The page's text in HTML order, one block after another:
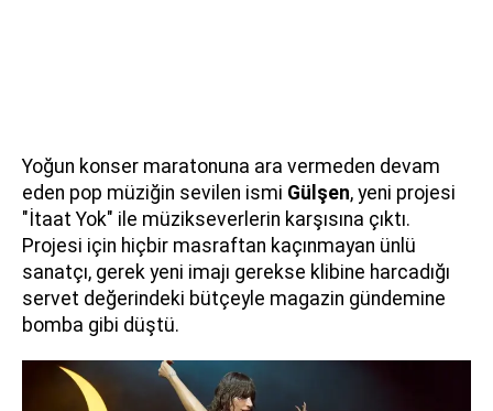
Yoğun konser maratonuna ara vermeden devam
eden pop müziğin sevilen ismi Gülşen, yeni projesi
"İtaat Yok" ile müzikseverlerin karşısına çıktı.
Projesi için hiçbir masraftan kaçınmayan ünlü
sanatçı, gerek yeni imajı gerekse klibine harcadığı
servet değerindeki bütçeyle magazin gündemine
bomba gibi düştü.